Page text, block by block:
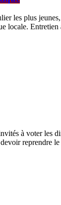
les plus
locale.
à voter les
reprendre